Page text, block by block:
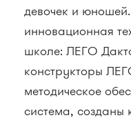
девочек и
инновационная
школе: ЛЕГО
конструкторы
методическое
система, созданы